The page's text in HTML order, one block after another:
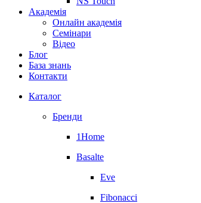
Академія
Онлайн академія
Семінари
Відео
Блог
База знань
Контакти
Каталог
Бренди
1Home
Basalte
Eve
Fibonacci